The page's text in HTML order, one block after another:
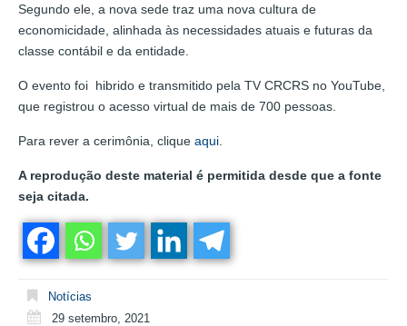
Segundo ele, a nova sede traz uma nova cultura de
economicidade, alinhada às necessidades atuais e futuras da
classe contábil e da entidade.
O evento foi hibrido e transmitido pela TV CRCRS no YouTube,
que registrou o acesso virtual de mais de 700 pessoas.
Para rever a cerimônia, clique aqui
A reprodução deste material é permitida desde que a fonte
seja citada.
Notícias
29 setembro, 2021